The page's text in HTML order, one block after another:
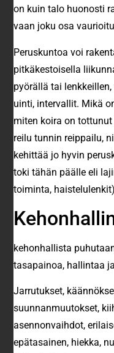
on kuin talo huonosti
vaan joku osa
Peruskuntoa voi
pitkäkestoisella
pyörällä tai
uinti, intervallit. Mikä
miten koira on
reilu tunnin reippailu,
kehittää jo hyvin
toki tähän päälle eli
toiminta,
kehonhallista
tasapainoa, hallintaa
Jarrutukset,
suunnanmuutokset,
asennonvaihdot,
epätasainen, hiekka,